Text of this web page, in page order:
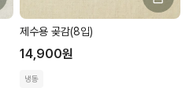
제수용 곶감(8입)
14,900원
냉동